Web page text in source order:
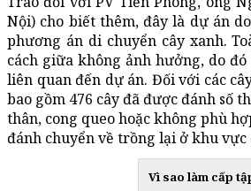
Nội) cho biết thêm, đây là dự án
phương án di chuyển cây xanh.
cách giữa không ảnh hưởng, do
liên quan đến dự án. Đối với các
bao gồm 476 cây đã được đánh số
thân, cong queo hoặc không phù
đánh chuyển về trồng lại ở khu
Vì sao làm cấp